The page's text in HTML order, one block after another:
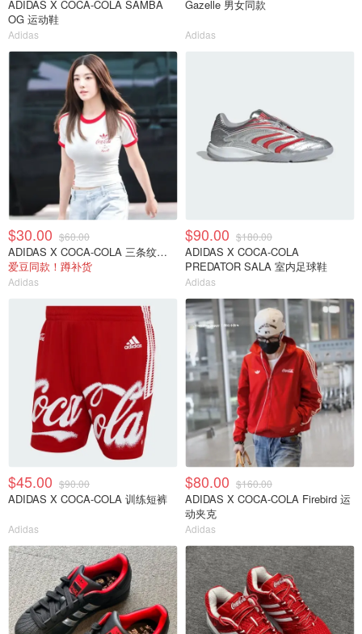
ADIDAS X COCA-COLA SAMBA
OG 运动鞋
Adidas
Gazelle 男女同款
Adidas
$30.00 $60.00
ADIDAS X COCA-COLA 三条纹短袖T恤
爱豆同款！蹲补货
Adidas
$90.00 $180.00
ADIDAS X COCA-COLA
PREDATOR SALA 室内足球鞋
Adidas
$45.00 $90.00
ADIDAS X COCA-COLA 训练短裤
Adidas
$80.00 $160.00
ADIDAS X COCA-COLA Firebird 运
动夹克
Adidas